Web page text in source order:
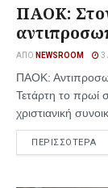
ΠΑΟΚ:
ΑΠΌ NEWSROOM 3
ΠΑΟΚ:
Τετάρτη το πρωί
χριστιανική
ΠΕΡΙΣΣΟΤΕΡΑ